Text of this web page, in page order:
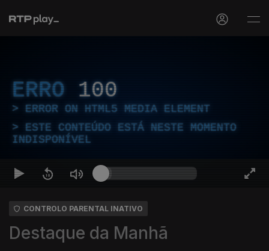
ERRO 100
ERROR ON HTML5 MEDIA ELEMENT
ESTE CONTEÚDO ESTÁ NESTE MOMENTO
INDISPONÍVEL
CONTROLO PARENTAL INATIVO
Destaque da Manhã